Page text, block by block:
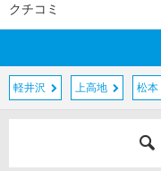
クチコミ
軽井沢 上高地 松本